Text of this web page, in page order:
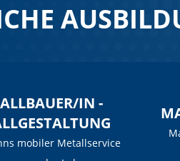
IN -
mobiler Metallservice